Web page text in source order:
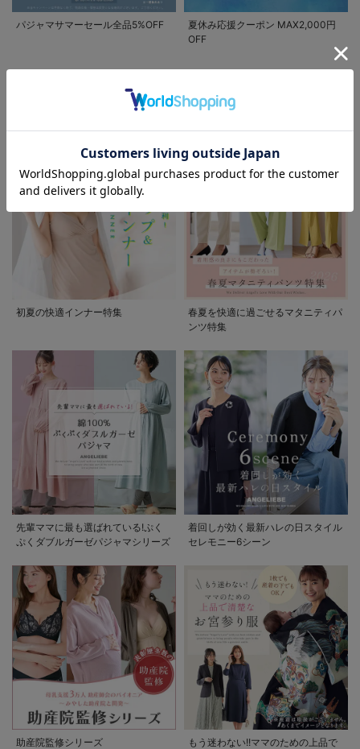
パジャマサマーセール全品5%OFF
夏休み応援クーポン MAX2,000円
OFF
マタニティウェア/授乳服/
初夏の快適インナー特集
春夏を快適に過ごせるマタニティパ
ンツ特集
先輩ママに最も選ばれている!ぷく
ぷくダブルガーゼパジャマシリーズ
着回しが効く最新ハレの日スタイル
セレモニー6シーン
助産院監修シリーズ
もう迷わない!!ママのための上品で
お気に入り商品を確認する